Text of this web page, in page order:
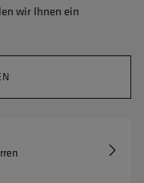
wir Ihnen ein